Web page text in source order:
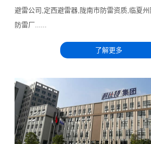
避雷公司,定西避雷器,陇南市防雷资质,临夏州
防雷厂......
了解更多